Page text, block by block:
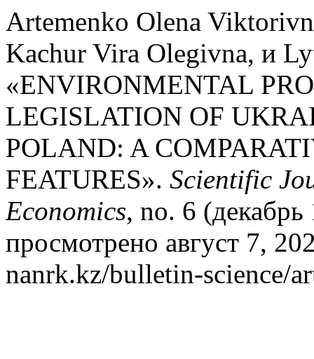
Artemenko Olena
Kachur Vira Olegivna, и
«ENVIRONMENTAL
LEGISLATION OF
POLAND: A
FEATURES». Scientific
Economics, no. 6
просмотрено август 7,
nanrk.kz/bulletin-science/